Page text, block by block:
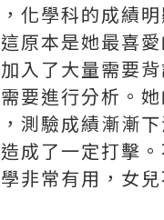
化學科的成績
原本是她最喜愛
入了大量需要背
要進行分析。
測驗成績漸漸
成了一定打擊
非常有用，女